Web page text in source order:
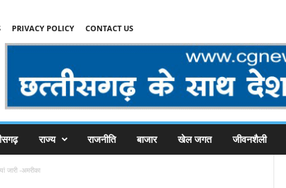
PRIVACY POLICY CONTACT US
राज्य राजनीति बाजार खेल जगत जीवनशैली
जारी -अमरीका